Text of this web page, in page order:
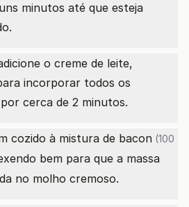
minutos até que esteja
o creme de leite,
incorporar todos os
cerca de 2 minutos.
cozido à mistura de bacon (100
bem para que a massa
no molho cremoso.